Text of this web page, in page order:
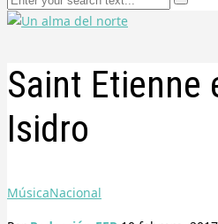
Saint Etienne
Isidro
MúsicaNacional